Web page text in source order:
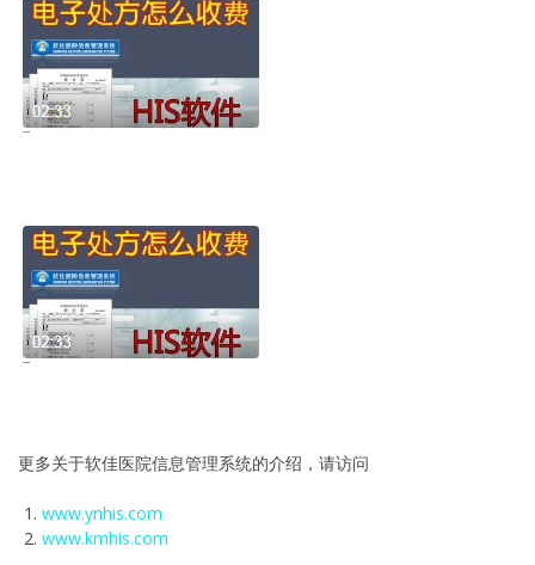
更多关于软佳医院信息管理系统的介绍，请访问
www.ynhis.com
www.kmhis.com